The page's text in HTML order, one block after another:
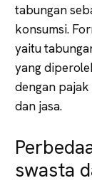
tabungan
konsumsi.
yaitu
yang
dengan
dan jasa.
swasta